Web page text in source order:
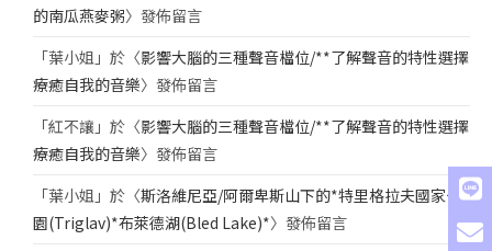
的南瓜燕麥粥〉發佈留言
「葉小姐 」於〈影響大腦的三種聲音檔位/**了解聲音的特性選擇
療癒自我的音樂〉發佈留言
「紅不讓 」於〈影響大腦的三種聲音檔位/**了解聲音的特性選擇
療癒自我的音樂〉發佈留言
「葉小姐 」於〈斯洛維尼亞/阿爾卑斯山下的*特里格拉夫國家公
園(Triglav)*布萊德湖(Bled Lake)*〉發佈留言